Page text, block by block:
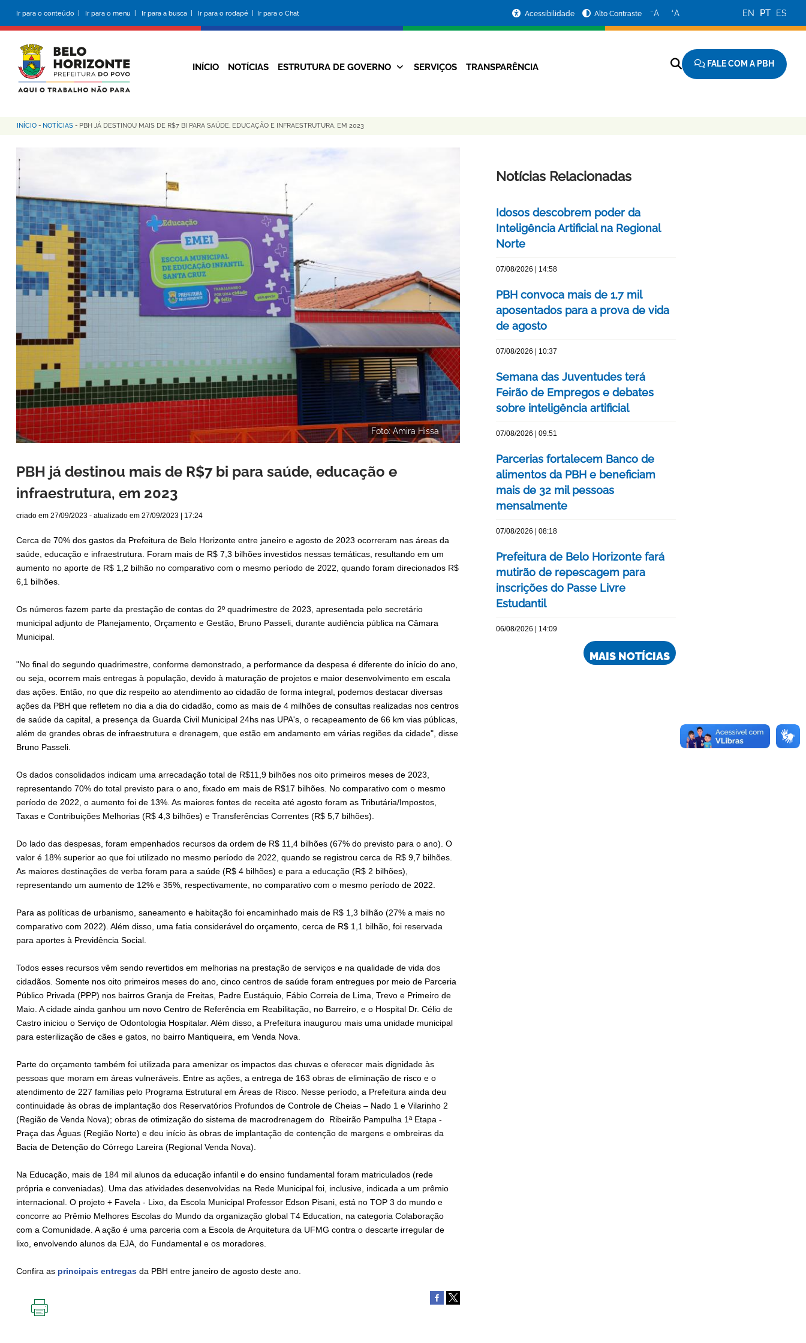
conteúdo
principal
Ir para o conteúdo | Ir para o menu | Ir para a busca | Ir para o rodapé | Ir para o Chat
da
Prefeitura
Acessibilidade Alto Contraste −A +A EN PT ES
Navegação
INÍCIO NOTÍCIAS ESTRUTURA DE GOVERNO SERVIÇOS TRANSPARÊNCIA FALE COM A PBH
Trilha
de
navegação
INÍCIO - NOTÍCIAS - PBH JÁ DESTINOU MAIS DE R$7 BI PARA SAÚDE, EDUCAÇÃO E INFRAESTRUTURA, EM 2023
Foto: Amira Hissa
PBH já destinou mais de R$7 bi para saúde, educação e
infraestrutura, em 2023
criado em 27/09/2023 - atualizado em 27/09/2023 | 17:24
Cerca de 70% dos gastos da Prefeitura de Belo Horizonte entre janeiro e agosto de 2023 ocorreram nas áreas da
saúde, educação e infraestrutura. Foram mais de R$ 7,3 bilhões investidos nessas temáticas, resultando em um
aumento no aporte de R$ 1,2 bilhão no comparativo com o mesmo período de 2022, quando foram direcionados R$
6,1 bilhões.
Os números fazem parte da prestação de contas do 2º quadrimestre de 2023, apresentada pelo secretário
municipal adjunto de Planejamento, Orçamento e Gestão, Bruno Passeli, durante audiência pública na Câmara
Municipal.
"No final do segundo quadrimestre, conforme demonstrado, a performance da despesa é diferente do início do ano,
ou seja, ocorrem mais entregas à população, devido à maturação de projetos e maior desenvolvimento em escala
das ações. Então, no que diz respeito ao atendimento ao cidadão de forma integral, podemos destacar diversas
ações da PBH que refletem no dia a dia do cidadão, como as mais de 4 milhões de consultas realizadas nos centros
de saúde da capital, a presença da Guarda Civil Municipal 24hs nas UPA's, o recapeamento de 66 km vias públicas,
além de grandes obras de infraestrutura e drenagem, que estão em andamento em várias regiões da cidade", disse
Bruno Passeli.
Os dados consolidados indicam uma arrecadação total de R$11,9 bilhões nos oito primeiros meses de 2023,
representando 70% do total previsto para o ano, fixado em mais de R$17 bilhões. No comparativo com o mesmo
período de 2022, o aumento foi de 13%. As maiores fontes de receita até agosto foram as Tributária/Impostos,
Taxas e Contribuições Melhorias (R$ 4,3 bilhões) e Transferências Correntes (R$ 5,7 bilhões).
Do lado das despesas, foram empenhados recursos da ordem de R$ 11,4 bilhões (67% do previsto para o ano). O
valor é 18% superior ao que foi utilizado no mesmo período de 2022, quando se registrou cerca de R$ 9,7 bilhões.
As maiores destinações de verba foram para a saúde (R$ 4 bilhões) e para a educação (R$ 2 bilhões),
representando um aumento de 12% e 35%, respectivamente, no comparativo com o mesmo período de 2022.
Para as políticas de urbanismo, saneamento e habitação foi encaminhado mais de R$ 1,3 bilhão (27% a mais no
comparativo com 2022). Além disso, uma fatia considerável do orçamento, cerca de R$ 1,1 bilhão, foi reservada
para aportes à Previdência Social.
Todos esses recursos vêm sendo revertidos em melhorias na prestação de serviços e na qualidade de vida dos
cidadãos. Somente nos oito primeiros meses do ano, cinco centros de saúde foram entregues por meio de Parceria
Público Privada (PPP) nos bairros Granja de Freitas, Padre Eustáquio, Fábio Correia de Lima, Trevo e Primeiro de
Maio. A cidade ainda ganhou um novo Centro de Referência em Reabilitação, no Barreiro, e o Hospital Dr. Célio de
Castro iniciou o Serviço de Odontologia Hospitalar. Além disso, a Prefeitura inaugurou mais uma unidade municipal
para esterilização de cães e gatos, no bairro Mantiqueira, em Venda Nova.
Parte do orçamento também foi utilizada para amenizar os impactos das chuvas e oferecer mais dignidade às
pessoas que moram em áreas vulneráveis. Entre as ações, a entrega de 163 obras de eliminação de risco e o
atendimento de 227 famílias pelo Programa Estrutural em Áreas de Risco. Nesse período, a Prefeitura ainda deu
continuidade às obras de implantação dos Reservatórios Profundos de Controle de Cheias – Nado 1 e Vilarinho 2
(Região de Venda Nova); obras de otimização do sistema de macrodrenagem do Ribeirão Pampulha 1ª Etapa -
Praça das Águas (Região Norte) e deu início às obras de implantação de contenção de margens e ombreiras da
Bacia de Detenção do Córrego Lareira (Regional Venda Nova).
Na Educação, mais de 184 mil alunos da educação infantil e do ensino fundamental foram matriculados (rede
própria e conveniadas). Uma das atividades desenvolvidas na Rede Municipal foi, inclusive, indicada a um prêmio
internacional. O projeto + Favela - Lixo, da Escola Municipal Professor Edson Pisani, está no TOP 3 do mundo e
concorre ao Prêmio Melhores Escolas do Mundo da organização global T4 Education, na categoria Colaboração
com a Comunidade. A ação é uma parceria com a Escola de Arquitetura da UFMG contra o descarte irregular de
lixo, envolvendo alunos da EJA, do Fundamental e os moradores.
Confira as principais entregas da PBH entre janeiro de agosto deste ano.
Notícias Relacionadas
Idosos descobrem poder da
Inteligência Artificial na Regional
Norte
07/08/2026 | 14:58
PBH convoca mais de 1,7 mil
aposentados para a prova de vida
de agosto
07/08/2026 | 10:37
Semana das Juventudes terá
Feirão de Empregos e debates
sobre inteligência artificial
07/08/2026 | 09:51
Parcerias fortalecem Banco de
alimentos da PBH e beneficiam
mais de 32 mil pessoas
mensalmente
07/08/2026 | 08:18
Prefeitura de Belo Horizonte fará
mutirão de repescagem para
inscrições do Passe Livre
Estudantil
06/08/2026 | 14:09
MAIS NOTÍCIAS